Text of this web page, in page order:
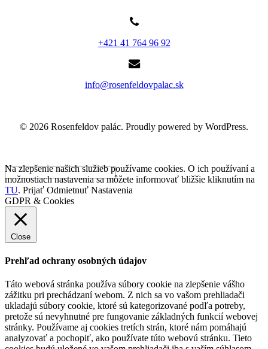
+421 41 764 96 92
info@rosenfeldovpalac.sk
© 2026 Rosenfeldov palác. Proudly powered by WordPress.
Na zlepšenie našich služieb používame cookies. O ich používaní a
možnostiach nastavenia sa môžete informovať bližšie kliknutím na
TU. Prijať Odmietnuť Nastavenia
GDPR & Cookies
Close
Prehľad ochrany osobných údajov
Táto webová stránka používa súbory cookie na zlepšenie vášho
zážitku pri prechádzaní webom. Z nich sa vo vašom prehliadači
ukladajú súbory cookie, ktoré sú kategorizované podľa potreby,
pretože sú nevyhnutné pre fungovanie základných funkcií webovej
stránky. Používame aj cookies tretích strán, ktoré nám pomáhajú
analyzovať a pochopiť, ako používate túto webovú stránku. Tieto